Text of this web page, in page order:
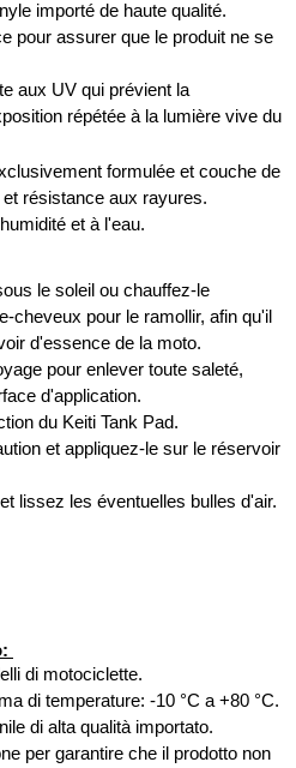
importé de haute qualité.
pour assurer que le produit ne se
aux UV qui prévient la
répétée à la lumière vive du
formulée et couche de
résistance aux rayures.
et à l'eau.
le soleil ou chauffez-le
cheveux pour le ramollir, afin qu'il
d'essence de la moto.
pour enlever toute saleté,
d'application.
du Keiti Tank Pad.
et appliquez-le sur le réservoir
lissez les éventuelles bulles d'air.
di motociclette.
di temperature: -10 °C a +80 °C.
di alta qualità importato.
per garantire che il prodotto non